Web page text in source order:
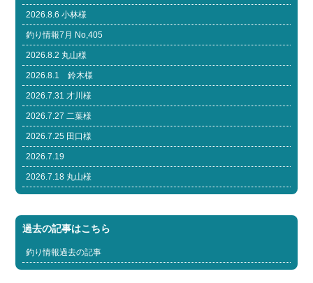
2026.8.6 小林様
釣り情報7月 No,405
2026.8.2 丸山様
2026.8.1 鈴木様
2026.7.31 才川様
2026.7.27 二葉様
2026.7.25 田口様
2026.7.19
2026.7.18 丸山様
過去の記事はこちら
釣り情報過去の記事